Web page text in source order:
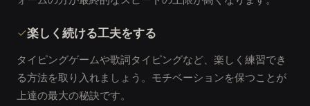
楽しく続ける工夫をする
タイピングゲームや歌詞タイピングなど、楽しく練習でき
る方法を取り入れましょう。モチベーションを保つことが
上達の最大の秘訣です。